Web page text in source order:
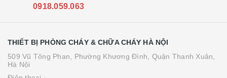
0918.059.063
THIẾT BỊ PHÒNG CHÁY & CHỮA CHÁY HÀ NỘI
509 Vũ Tông Phan, Phường Khương Đình, Quận Thanh Xuân,
Hà Nội